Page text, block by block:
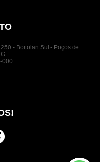
- Bortolan Sul - Poços de
000